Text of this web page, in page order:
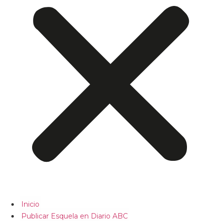
Inicio
Publicar Esquela en Diario ABC